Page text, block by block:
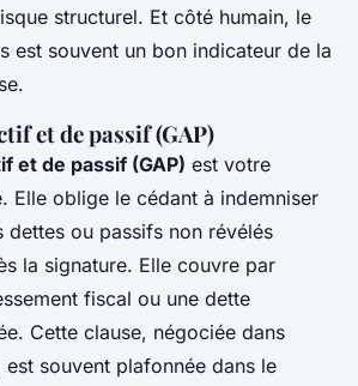
structurel. Et côté humain, le
est souvent un bon indicateur de la
et de passif (GAP)
et de passif (GAP) est votre
Elle oblige le cédant à indemniser
dettes ou passifs non révélés
la signature. Elle couvre par
fiscal ou une dette
Cette clause, négociée dans
est souvent plafonnée dans le